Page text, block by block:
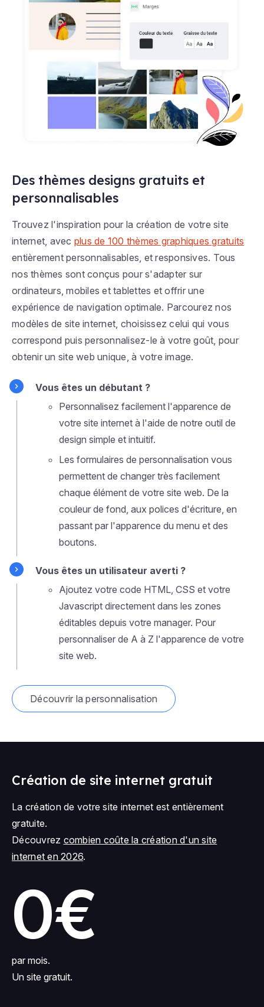
Des thèmes designs gratuits et
personnalisables
Trouvez l'inspiration pour la création de votre site
internet, avec plus de 100 thèmes graphiques gratuits
entièrement personnalisables, et responsives. Tous
nos thèmes sont conçus pour s'adapter sur
ordinateurs, mobiles et tablettes et offrir une
expérience de navigation optimale. Parcourez nos
modèles de site internet, choisissez celui qui vous
correspond puis personnalisez-le à votre goût, pour
obtenir un site web unique, à votre image.
Vous êtes un débutant ?
Personnalisez facilement l'apparence de
votre site internet à l'aide de notre outil de
design simple et intuitif.
Les formulaires de personnalisation vous
permettent de changer très facilement
chaque élément de votre site web. De la
couleur de fond, aux polices d'écriture, en
passant par l'apparence du menu et des
boutons.
Vous êtes un utilisateur averti ?
Ajoutez votre code HTML, CSS et votre
Javascript directement dans les zones
éditables depuis votre manager. Pour
personnaliser de A à Z l'apparence de votre
site web.
Découvrir la personnalisation
Création de site internet gratuit
La création de votre site internet est entièrement
gratuite.
Découvrez combien coûte la création d'un site
internet en 2026.
0€
par mois.
Un site gratuit.